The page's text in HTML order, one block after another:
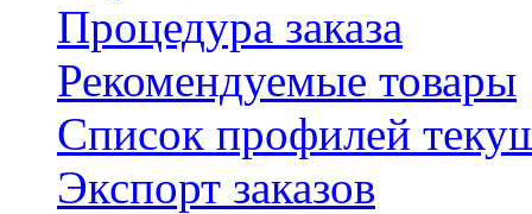
Процедура заказа
Рекомендуемые товары
Список профилей
Экспорт заказов